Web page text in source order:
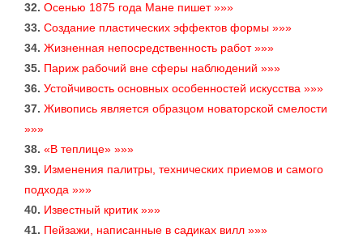
32. Осенью 1875 года Мане пишет »»»
33. Создание пластических эффектов формы »»»
34. Жизненная непосредственность работ »»»
35. Париж рабочий вне сферы наблюдений »»»
36. Устойчивость основных особенностей искусства »»»
37. Живопись является образцом новаторской смелости
»»»
38. «В теплице» »»»
39. Изменения палитры, технических приемов и самого
подхода »»»
40. Известный критик »»»
41. Пейзажи, написанные в садиках вилл »»»